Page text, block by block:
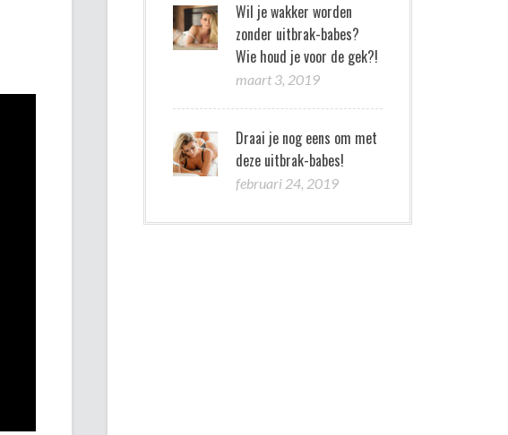
Wil je wakker worden
zonder uitbrak-babes?
Wie houd je voor de gek?!
maart 3, 2019
Draai je nog eens om met
deze uitbrak-babes!
februari 24, 2019